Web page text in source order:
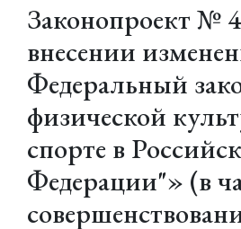
Законопроект №
внесении
Федеральный
физической
спорте в
Федерации"» (в